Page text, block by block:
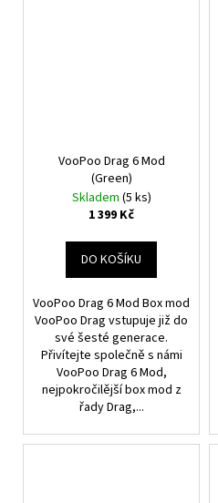
VooPoo Drag 6 Mod
(Green)
Skladem (5 ks)
1 399 Kč
DO KOŠÍKU
VooPoo Drag 6 Mod Box mod
VooPoo Drag vstupuje již do
své šesté generace.
Přivítejte společně s námi
VooPoo Drag 6 Mod,
nejpokročilější box mod z
řady Drag,...